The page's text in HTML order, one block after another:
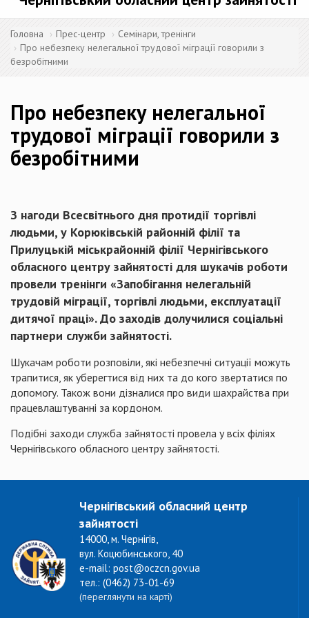
Головна Прес-центр
Семінари, тренінги
Про небезпеку нелегальної трудової міграції говорили з
безробітними
Про небезпеку нелегальної
трудової міграції говорили з
безробітними
З нагоди Всесвітнього дня протидії торгівлі
людьми, у Корюківській районній філії та
Прилуцькій міськрайонній філії Чернігівського
обласного центру зайнятості для шукачів роботи
провели тренінги «Запобігання нелегальній
трудовій міграції, торгівлі людьми, експлуатації
дитячої праці». До заходів долучилися соціальні
партнери служби зайнятості.
Шукачам роботи розповіли, які небезпечні ситуації можуть
трапитися, як уберегтися від них та до кого звертатися по
допомогу. Також вони дізналися про види шахрайства при
працевлаштуванні за кордоном.
Подібні заходи служба зайнятості провела у всіх філіях
Чернігівського обласного центру зайнятості.
Чернігівський обласний центр
зайнятості
14000, м. Чернігів,
вул. Коцюбинського, 40
e-mail: post@oczcn.gov.ua
тел.: (0462) 73-01-69
(переглянути на карті)